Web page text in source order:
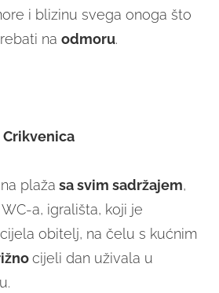
i blizinu svega onoga što
na odmoru.
Crikvenica
plaža sa svim sadržajem,
a, igrališta, koji je
obitelj, na čelu s kućnim
cijeli dan uživala u